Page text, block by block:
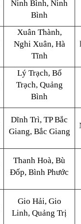
Ninh Bình, Ninh
Bình
Xuân Thành,
Nghi Xuân, Hà
Tĩnh
Lý Trạch, Bố
Trạch, Quảng
Bình
Dĩnh Trì, TP Bắc
Giang, Bắc Giang
Thanh Hoà, Bù
Đốp, Bình Phước
Gio Hải, Gio
Linh, Quảng Trị